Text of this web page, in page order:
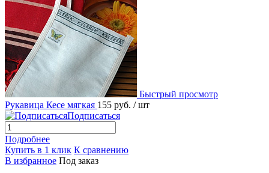
Быстрый просмотр
Рукавица Кесе мягкая 155 руб. / шт
Подписаться
Подробнее
Купить в 1 клик К сравнению
В избранное Под заказ